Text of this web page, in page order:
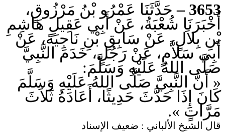
3653 –
حَدَّثَنَا عَمْرُو بْنُ مَرْزُوقٍ،
أَخْبَرَنَا شُعْبَةُ، عَنْ أَبِي عَقِيلٍ هَاشِمِ
بْنِ بِلاَلٍ، عَنْ سَابِقِ بْنِ نَاجِيَةَ، عَنْ
أَبِي سَلاَّمٍ، عَنْ رَجُلٍ، خَدَمَ النَّبِيَّ
صَلَّى اللهُ عَلَيْهِ وَسَلَّمَ:
« أَنَّ النَّبِيَّ صَلَّى اللهُ عَلَيْهِ وَسَلَّمَ
كَانَ إِذَا حَدَّثَ حَدِيثًا، أَعَادَهُ ثَلاَثَ
مَرَّاتٍ ».
قال الشيخ الألباني : ضعيف الإسناد